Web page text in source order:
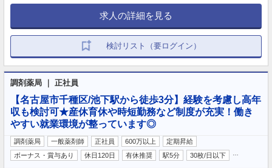
求人の詳細を見る
検討リスト（要ログイン）
調剤薬局 ｜ 正社員
【名古屋市千種区/池下駅から徒歩3分】経験を考慮し高年
収も検討可★産休育休や時短勤務など制度が充実！働き
やすい就業環境が整っています◎
調剤薬局 一般薬剤師 正社員 600万以上
定期昇給
ボーナス・賞与あり
休日120日 有休推奨 駅5分 30枚/日以下